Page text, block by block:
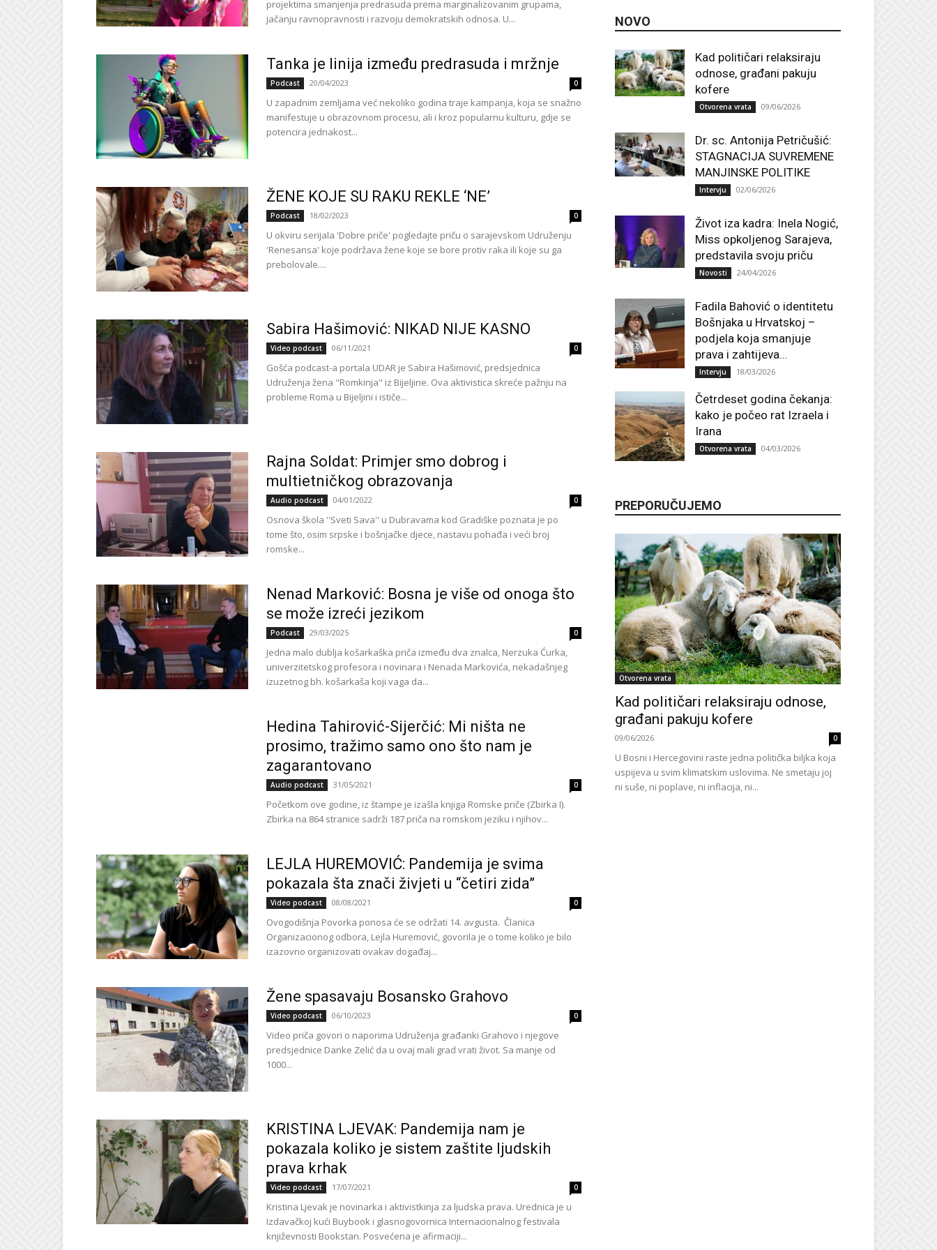
projektima smanjenja predrasuda prema marginalizovanim grupama,
jačanju ravnopravnosti i razvoju demokratskih odnosa. U...
Tanka je linija između predrasuda i mržnje
Podcast 20/04/2023 0
U zapadnim zemljama već nekoliko godina traje kampanja, koja se snažno
manifestuje u obrazovnom procesu, ali i kroz popularnu kulturu, gdje se
potencira jednakost...
ŽENE KOJE SU RAKU REKLE ‘NE’
Podcast 18/02/2023 0
U okviru serijala 'Dobre priče' pogledajte priču o sarajevskom Udruženju
'Renesansa' koje podržava žene koje se bore protiv raka ili koje su ga
prebolovale....
Sabira Hašimović: NIKAD NIJE KASNO
Video podcast 06/11/2021 0
Gošća podcast-a portala UDAR je Sabira Hašimović, predsjednica
Udruženja žena "Romkinja" iz Bijeljine. Ova aktivistica skreće pažnju na
probleme Roma u Bijeljini i ističe...
Rajna Soldat: Primjer smo dobrog i
multietničkog obrazovanja
Audio podcast 04/01/2022 0
Osnova škola ''Sveti Sava'' u Dubravama kod Gradiške poznata je po
tome što, osim srpske i bošnjačke djece, nastavu pohađa i veći broj
romske...
Nenad Marković: Bosna je više od onoga što
se može izreći jezikom
Podcast 29/03/2025 0
Jedna malo dublja košarkaška priča između dva znalca, Nerzuka Ćurka,
univerzitetskog profesora i novinara i Nenada Markovića, nekadašnjeg
izuzetnog bh. košarkaša koji vaga da...
Hedina Tahirović-Sijerčić: Mi ništa ne
prosimo, tražimo samo ono što nam je
zagarantovano
Audio podcast 31/05/2021 0
Početkom ove godine, iz štampe je izašla knjiga Romske priče (Zbirka I).
Zbirka na 864 stranice sadrži 187 priča na romskom jeziku i njihov...
LEJLA HUREMOVIĆ: Pandemija je svima
pokazala šta znači živjeti u “četiri zida”
Video podcast 08/08/2021 0
Ovogodišnja Povorka ponosa će se održati 14. avgusta. Članica
Organizacionog odbora, Lejla Huremović, govorila je o tome koliko je bilo
izazovno organizovati ovakav događaj...
Žene spasavaju Bosansko Grahovo
Video podcast 06/10/2023 0
Video priča govori o naporima Udruženja građanki Grahovo i njegove
predsjednice Danke Zelić da u ovaj mali grad vrati život. Sa manje od
1000...
KRISTINA LJEVAK: Pandemija nam je
pokazala koliko je sistem zaštite ljudskih
prava krhak
Video podcast 17/07/2021 0
Kristina Ljevak je novinarka i aktivistkinja za ljudska prava. Urednica je u
Izdavačkoj kući Buybook i glasnogovornica Internacionalnog festivala
književnosti Bookstan. Posvećena je afirmaciji...
NOVO
Kad političari relaksiraju
odnose, građani pakuju
kofere
Otvorena vrata 09/06/2026
Dr. sc. Antonija Petričušić:
STAGNACIJA SUVREMENE
MANJINSKE POLITIKE
Intervju 02/06/2026
Život iza kadra: Inela Nogić,
Miss opkoljenog Sarajeva,
predstavila svoju priču
Novosti 24/04/2026
Fadila Bahović o identitetu
Bošnjaka u Hrvatskoj –
podjela koja smanjuje
prava i zahtijeva...
Intervju 18/03/2026
Četrdeset godina čekanja:
kako je počeo rat Izraela i
Irana
Otvorena vrata 04/03/2026
PREPORUČUJEMO
Otvorena vrata
Kad političari relaksiraju odnose,
građani pakuju kofere
09/06/2026 0
U Bosni i Hercegovini raste jedna politička biljka koja
uspijeva u svim klimatskim uslovima. Ne smetaju joj
ni suše, ni poplave, ni inflacija, ni...